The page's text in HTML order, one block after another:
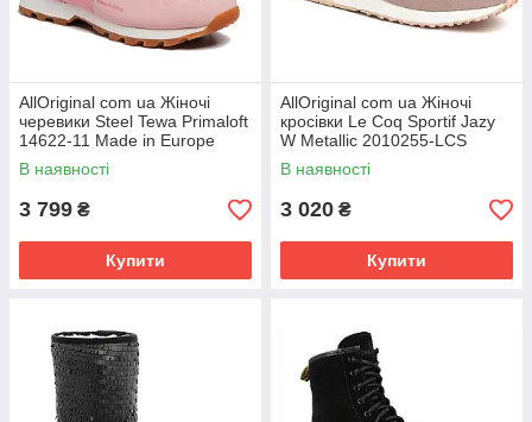
AllOriginal com ua Жіночі
черевики Steel Tewa Primaloft
14622-11 Made in Europe
РОЗМІРИ ЗАПИТУЙТЕ
В наявності
3 799 ₴
Купити
AllOriginal com ua Жіночі
кросівки Le Coq Sportif Jazy
W Metallic 2010255-LCS
РОЗМІРИ ЗАПИТУЙТЕ
В наявності
3 020 ₴
Купити